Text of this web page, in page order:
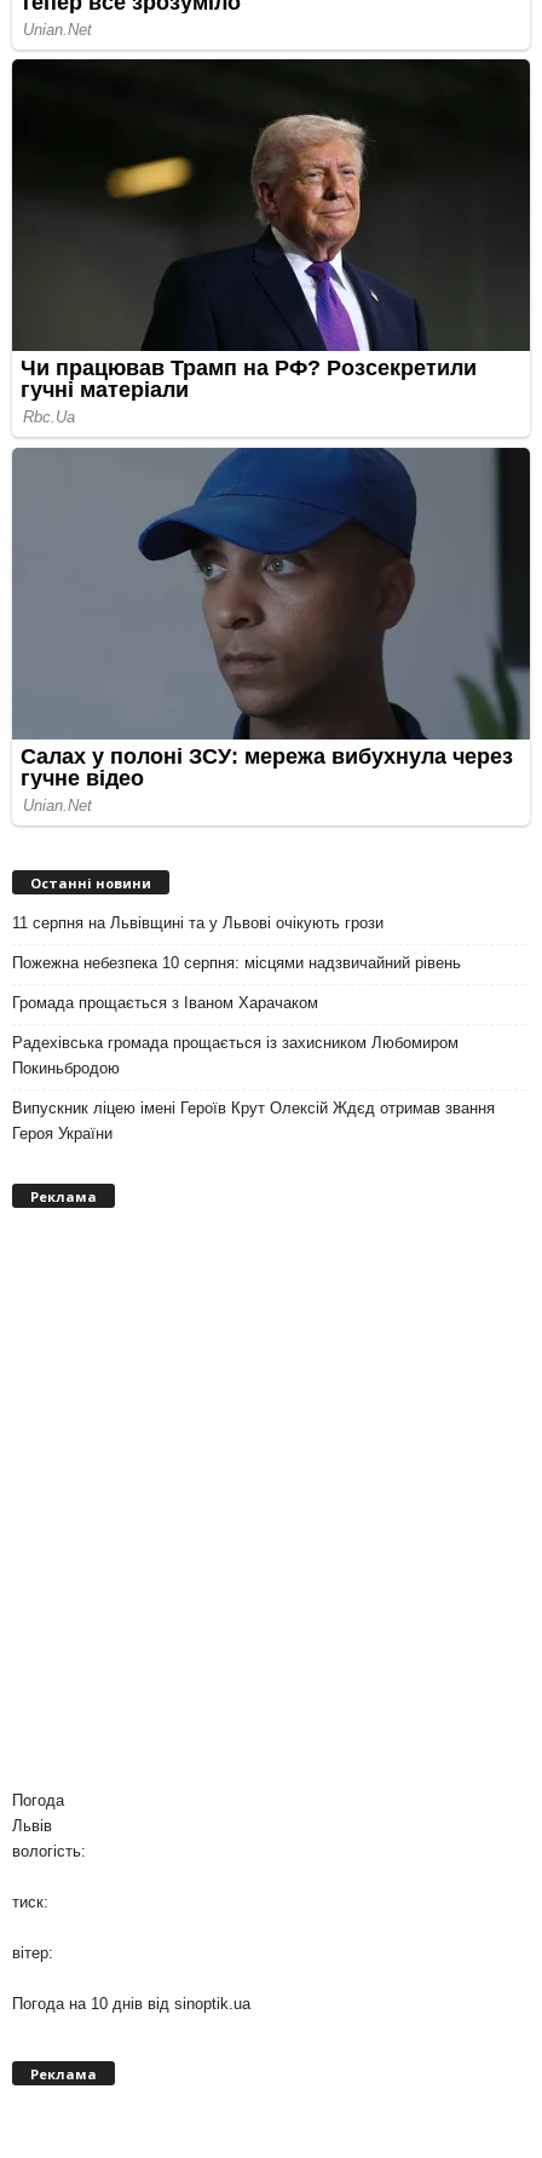
Останні новини
11 серпня на Львівщині та у Львові очікують грози
Пожежна небезпека 10 серпня: місцями надзвичайний рівень
Громада прощається з Іваном Харачаком
Радехівська громада прощається із захисником Любомиром
Покиньбродою
Випускник ліцею імені Героїв Крут Олексій Ждєд отримав звання
Героя України
Реклама
Погода
Львів
вологість:
тиск:
вітер:
Погода на 10 днів від sinoptik.ua
Реклама